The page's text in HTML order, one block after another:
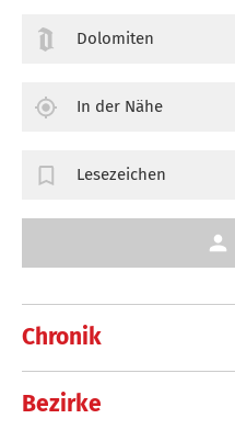
Chronik
Bezirke
Dolomiten
In der Nähe
Lesezeichen